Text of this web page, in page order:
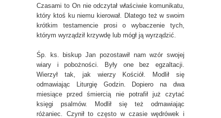
Czasami to On nie odczytał właściwie komunikatu,
który ktoś ku niemu kierował. Dlatego też w swoim
krótkim testamencie prosi o wybaczenie tych,
którym wyrządził krzywdę lub mógł ją wyrządzić.
Śp. ks. biskup Jan pozostawił nam wzór swojej
wiary i pobożności. Były one bez egzaltacji.
Wierzył tak, jak wierzy Kościół. Modlił się
odmawiając Liturgię Godzin. Dopiero na dwa
miesiące przed śmiercią nie potrafił już czytać
księgi psalmów. Modlił się też odmawiając
różaniec. Czynił to często w czasie wędrówek i